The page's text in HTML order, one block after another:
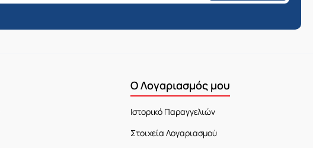
Ο Λογαριασμός μου
Ιστορικό Παραγγελιών
Στοιχεία Λογαριασμού